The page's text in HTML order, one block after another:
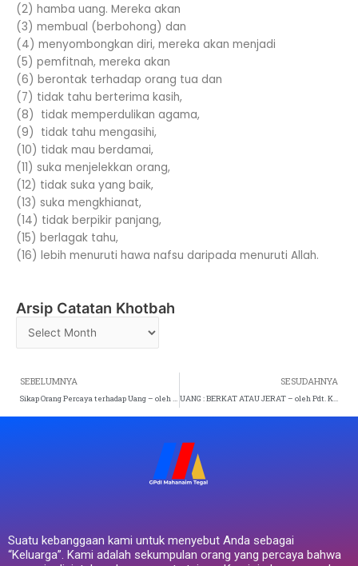
(2) hamba uang. Mereka akan
(3) membual (berbohong) dan
(4) menyombongkan diri, mereka akan menjadi
(5) pemfitnah, mereka akan
(6) berontak terhadap orang tua dan
(7) tidak tahu berterima kasih,
(8) tidak memperdulikan agama,
(9) tidak tahu mengasihi,
(10) tidak mau berdamai,
(11) suka menjelekkan orang,
(12) tidak suka yang baik,
(13) suka mengkhianat,
(14) tidak berpikir panjang,
(15) berlagak tahu,
(16) lebih menuruti hawa nafsu daripada menuruti Allah.
Arsip Catatan Khotbah
Arsip
Prev
SEBELUMNYA
Sikap Orang Percaya terhadap Uang – oleh Pdt. K. Hani Paulus (Ibadah Raya 2 – Minggu, 2 November 2025)
SESUDAHNYA
UANG : BERKAT ATAU JERAT – oleh Pdt. K. Joseph Priyono (Ibadah Raya 1 – Minggu, 9 November 2025)
Suatu kebanggaan kami untuk menyebut Anda sebagai
“Keluarga”. Kami adalah sekumpulan orang yang percaya bahwa